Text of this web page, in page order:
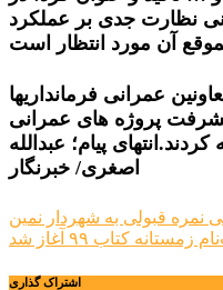
نظارت جدی بر عملکرد
عمرانی فرمانداریها
پروژه های عمرانی
پیام؛ عبدالله
اصغری/ خبرنگار
راهبری
نوشته
نمره قبولی به شهردار نمین
زمستانه کتاب ۹۹ آغاز شد
اشتراک گذاری